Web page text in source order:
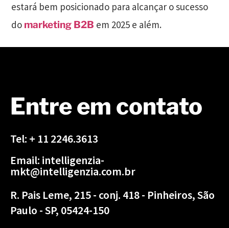
estará bem posicionado para alcançar o sucesso
do marketing B2B em 2025 e além.
Entre em contato
Tel: + 11 2246.3613
Email: intelligenzia-
mkt@intelligenzia.com.br
R. Pais Leme, 215 - conj. 418 - Pinheiros, São
Paulo - SP, 05424-150